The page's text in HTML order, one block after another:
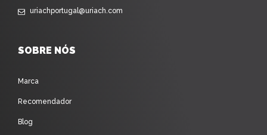
uriachportugal@uriach.com
SOBRE NÓS
Marca
Recomendador
Blog